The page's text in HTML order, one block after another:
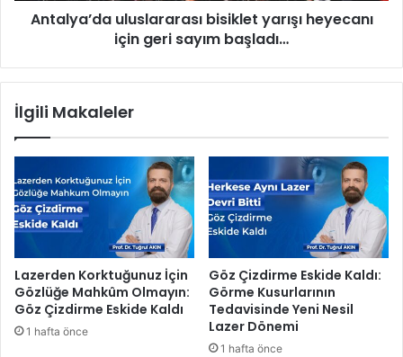
G
ü
e
ç
i
i
n
e
t
a
r
a
s
i
s
k
Antalya’da uluslararası bisiklet yarışı heyecanı
için geri sayım başladı…
İlgili Makaleler
Lazerden Korktuğunuz İçin
Gözlüğe Mahkûm Olmayın:
Göz Çizdirme Eskide Kaldı
1 hafta önce
Göz Çizdirme Eskide Kaldı:
Görme Kusurlarının
Tedavisinde Yeni Nesil
Lazer Dönemi
1 hafta önce